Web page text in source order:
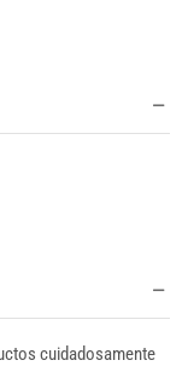
cuidadosamente